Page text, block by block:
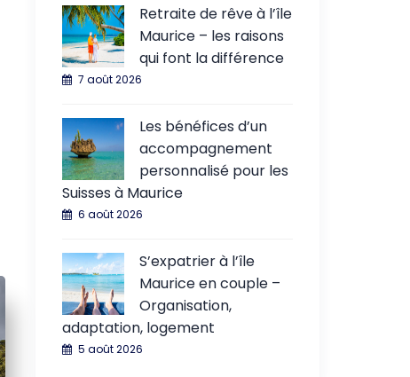
Retraite de rêve à l’île
Maurice – les raisons
qui font la différence
7 août 2026
Les bénéfices d’un
accompagnement
personnalisé pour les
Suisses à Maurice
6 août 2026
S’expatrier à l’île
Maurice en couple –
Organisation,
adaptation, logement
5 août 2026